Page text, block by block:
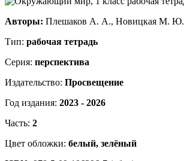
Авторы: Плешаков А. А., Новицкая М. Ю.
Тип: рабочая тетрадь
Серия: перспектива
Издательство: Просвещение
Год издания: 2023 - 2026
Часть: 2
Цвет обложки: белый, зелёный